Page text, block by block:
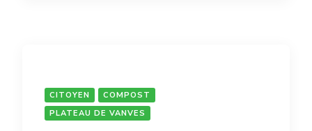
CITOYEN
COMPOST
PLATEAU DE VANVES